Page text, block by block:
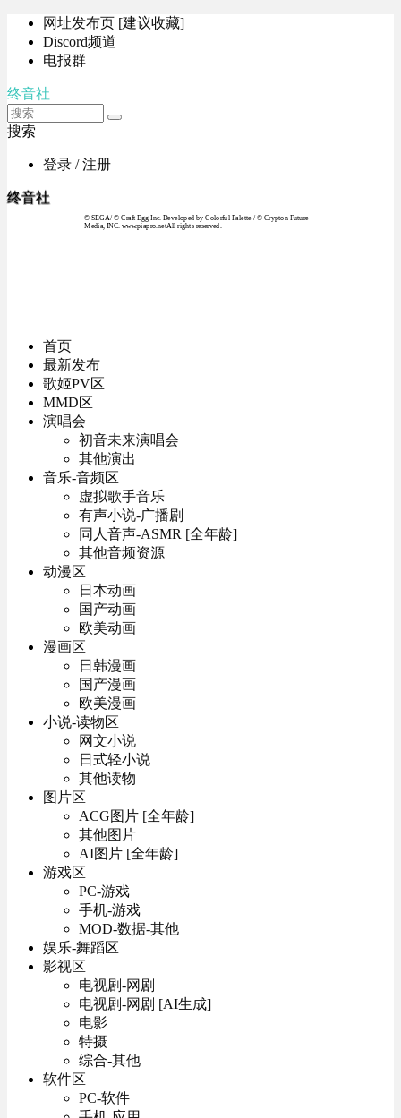
网址发布页 [建议收藏]
Discord频道
电报群
终音社
搜索
登录 / 注册
终音社
© SEGA / © Craft Egg Inc. Developed by Colorful Palette / © Crypton Future
Media, INC. www.piapro.netAll rights reserved.
首页
最新发布
歌姬PV区
MMD区
演唱会
初音未来演唱会
其他演出
音乐-音频区
虚拟歌手音乐
有声小说-广播剧
同人音声-ASMR [全年龄]
其他音频资源
动漫区
日本动画
国产动画
欧美动画
漫画区
日韩漫画
国产漫画
欧美漫画
小说-读物区
网文小说
日式轻小说
其他读物
图片区
ACG图片 [全年龄]
其他图片
AI图片 [全年龄]
游戏区
PC-游戏
手机-游戏
MOD-数据-其他
娱乐-舞蹈区
影视区
电视剧-网剧
电视剧-网剧 [AI生成]
电影
特摄
综合-其他
软件区
PC-软件